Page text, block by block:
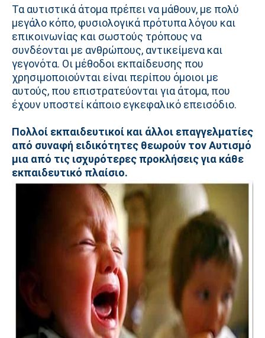
Τα αυτιστικά άτομα πρέπει να μάθουν, με πολύ
μεγάλο κόπο, φυσιολογικά πρότυπα λόγου και
επικοινωνίας και σωστούς τρόπους να
συνδέονται με ανθρώπους, αντικείμενα και
γεγονότα. Οι μέθοδοι εκπαίδευσης που
χρησιμοποιούνται είναι περίπου όμοιοι με
αυτούς, που επιστρατεύονται για άτομα, που
έχουν υποστεί κάποιο εγκεφαλικό επεισόδιο.
Πολλοί εκπαιδευτικοί και άλλοι επαγγελματίες
από συναφή ειδικότητες θεωρούν τον Αυτισμό
μια από τις ισχυρότερες προκλήσεις για κάθε
εκπαιδευτικό πλαίσιο.